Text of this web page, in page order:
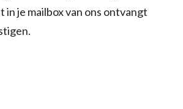
in je mailbox van ons ontvangt